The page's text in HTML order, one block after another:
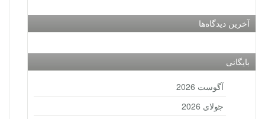
آخرین دیدگاه‌ها
بایگانی
آگوست 2026
جولای 2026